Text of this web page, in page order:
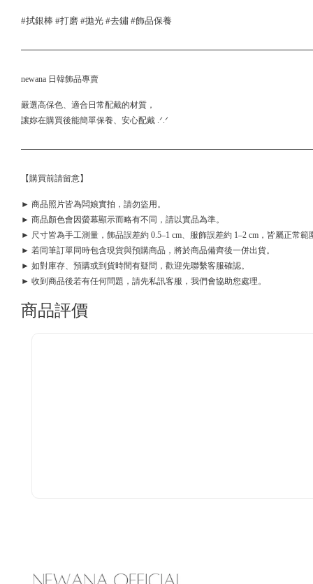
#拭銀棒 #打磨 #拋光 #去鏽 #飾品保養
newana 日韓飾品專賣
嚴選高保色、適合日常配戴的材質，
讓妳在購買後能簡單保養、安心配戴 .ᐟ.ᐟ
【購買前請留意】
► 商品照片皆為闆娘實拍，請勿盜用。
► 商品顏色會因螢幕顯示而略有不同，請以實品為準。
► 尺寸皆為手工測量，飾品誤差約 0.5–1 cm、服飾誤差約 1–2 cm，皆屬正常範
► 若同筆訂單同時包含現貨與預購商品，將於商品備齊後一併出貨。
► 如對庫存、預購或到貨時間有疑問，歡迎先聯繫客服確認。
► 收到商品後若有任何問題，請先私訊客服，我們會協助您處理。
商品評價